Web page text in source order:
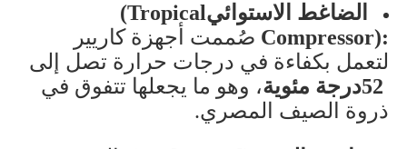
الضاغط الاستوائي(Tropical
Compressor): صُممت أجهزة كاريير
لتعمل بكفاءة في درجات حرارة تصل إلى
52درجة مئوية، وهو ما يجعلها تتفوق في
ذروة الصيف المصري.